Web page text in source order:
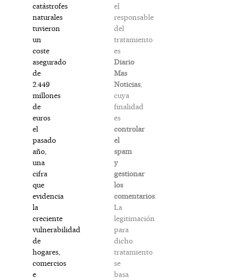
catástrofes
naturales
tuvieron
un
coste
asegurado
de
2.449
millones
de
euros
el
pasado
año,
una
cifra
que
evidencia
la
creciente
vulnerabilidad
de
hogares,
comercios
e
el
responsable
del
tratamiento
es
Diario
Mas
Noticias,
cuya
finalidad
es
controlar
el
spam
y
gestionar
los
comentarios.
La
legitimación
para
dicho
tratamiento
se
basa